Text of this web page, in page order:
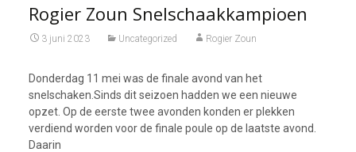
Rogier Zoun Snelschaakkampioen
3 juni 2023 Uncategorized Rogier Zoun
Donderdag 11 mei was de finale avond van het
snelschaken.Sinds dit seizoen hadden we een nieuwe
opzet. Op de eerste twee avonden konden er plekken
verdiend worden voor de finale poule op de laatste avond.
Daarin